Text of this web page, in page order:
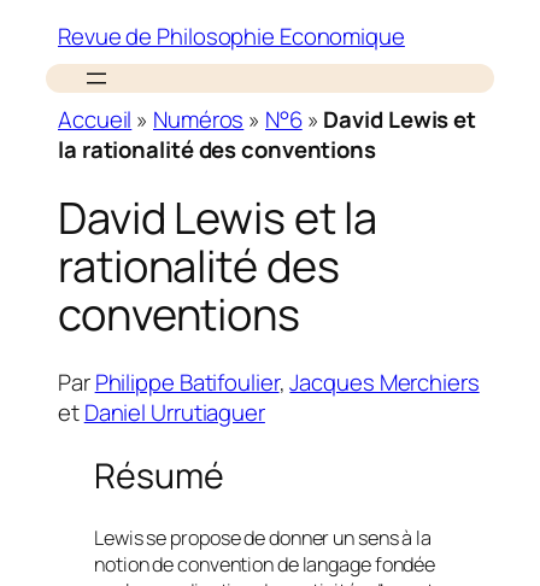
Revue de Philosophie Economique
Accueil » Numéros » N°6» David Lewis et
la rationalité des conventions
David Lewis et la
rationalité des
conventions
ParPhilippe Batifoulier,Jacques Merchiers
etDaniel Urrutiaguer
Résumé
Lewis se propose de donner un sens à la
notion de convention de langage fondée